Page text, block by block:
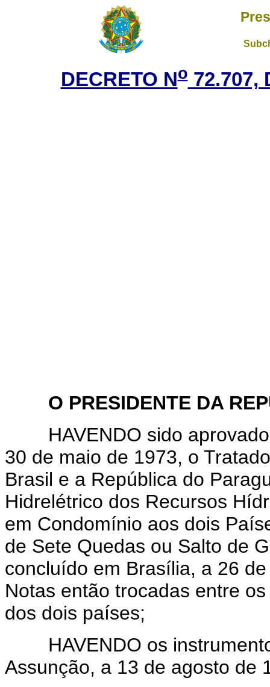
DECRETO No72.707,
O PRESIDENTE DA
HAVENDO sido aprovado,
30 de maio de 1973, o
Brasil e a República do
Hidrelétrico dos Recursos
em Condomínio aos dois
de Sete Quedas ou Salto de
concluído em Brasília, a 26
Notas então trocadas entre
dos dois países;
HAVENDO os
Assunção, a 13 de agosto de